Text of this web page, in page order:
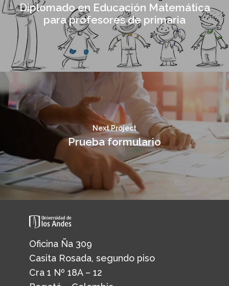
Diplomado en Educación Matemática
para profesores de primaria
Next Project
Prueba formulario
Oficina Ña 309
Casita Rosada, segundo piso
Cra 1 Nº 18A – 12